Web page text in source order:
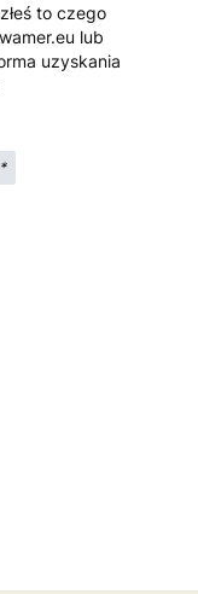
to czego
lub
uzyskania
*